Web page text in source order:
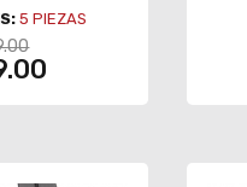
5 PIEZAS